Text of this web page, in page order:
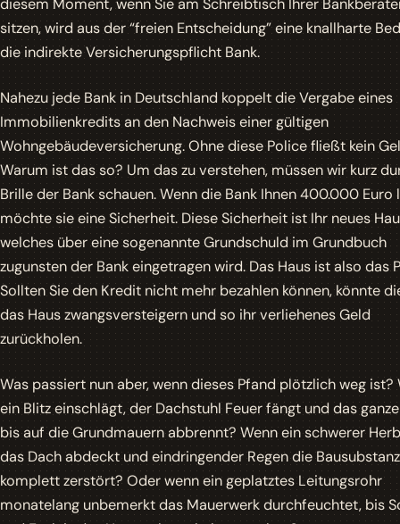
diesem Moment, wenn Sie am Schreibtisch Ihrer
sitzen, wird aus der “freien Entscheidung” eine knallharte
die indirekte Versicherungspflicht Bank.
Nahezu jede Bank in Deutschland koppelt die Vergabe eines
Immobilienkredits an den Nachweis einer gültigen
Wohngebäudeversicherung. Ohne diese Police fließt kein
Warum ist das so? Um das zu verstehen, müssen wir kurz
Brille der Bank schauen. Wenn die Bank Ihnen 400.000 Euro
möchte sie eine Sicherheit. Diese Sicherheit ist Ihr neues
welches über eine sogenannte Grundschuld im Grundbuch
zugunsten der Bank eingetragen wird. Das Haus ist also das
Sollten Sie den Kredit nicht mehr bezahlen können, könnte
das Haus zwangsversteigern und so ihr verliehenes Geld
zurückholen.
Was passiert nun aber, wenn dieses Pfand plötzlich weg ist?
ein Blitz einschlägt, der Dachstuhl Feuer fängt und das
bis auf die Grundmauern abbrennt? Wenn ein schwerer
das Dach abdeckt und eindringender Regen die Bausubstanz
komplett zerstört? Oder wenn ein geplatztes Leitungsrohr
monatelang unbemerkt das Mauerwerk durchfeuchtet, bis